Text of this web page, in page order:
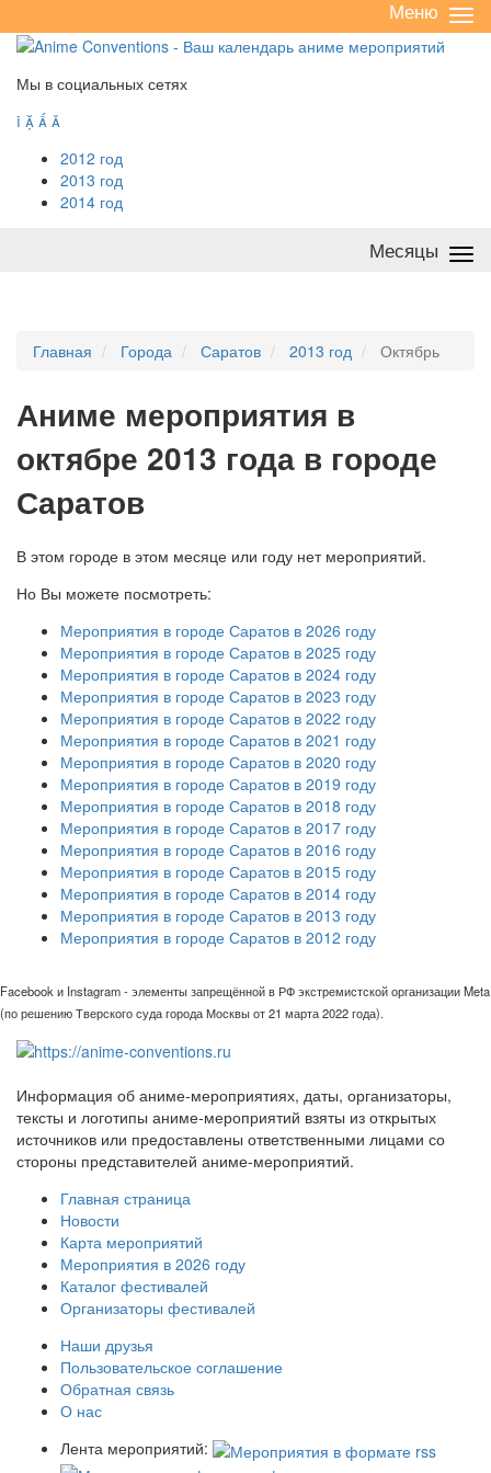
/
Меню
Мы в социальных сетях
   
2012 год
2013 год
2014 год
Месяцы
Главная Города Саратов 2013 год Октябрь
Аниме мероприятия в
октябре 2013 года в городе
Саратов
В этом городе в этом месяце или году нет мероприятий.
Но Вы можете посмотреть:
Мероприятия в городе Саратов в 2026 году
Мероприятия в городе Саратов в 2025 году
Мероприятия в городе Саратов в 2024 году
Мероприятия в городе Саратов в 2023 году
Мероприятия в городе Саратов в 2022 году
Мероприятия в городе Саратов в 2021 году
Мероприятия в городе Саратов в 2020 году
Мероприятия в городе Саратов в 2019 году
Мероприятия в городе Саратов в 2018 году
Мероприятия в городе Саратов в 2017 году
Мероприятия в городе Саратов в 2016 году
Мероприятия в городе Саратов в 2015 году
Мероприятия в городе Саратов в 2014 году
Мероприятия в городе Саратов в 2013 году
Мероприятия в городе Саратов в 2012 году
Facebook и Instagram - элементы запрещённой в РФ экстремистской организации Meta
(по решению Тверского суда города Москвы от 21 марта 2022 года).
Информация об аниме-мероприятиях, даты, организаторы,
тексты и логотипы аниме-мероприятий взяты из открытых
источников или предоставлены ответственными лицами со
стороны представителей аниме-мероприятий.
Главная страница
Новости
Карта мероприятий
Мероприятия в 2026 году
Каталог фестивалей
Организаторы фестивалей
Наши друзья
Пользовательское соглашение
Обратная связь
О нас
Лента мероприятий: